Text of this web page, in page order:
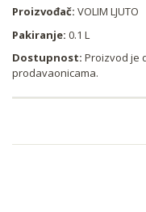
Proizvođač: VOLIM LJUTO
Pakiranje: 0.1 L
Dostupnost: Proizvod je
prodavaonicama.